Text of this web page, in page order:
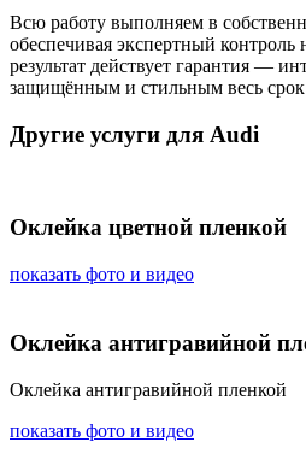
Всю работу выполняем в
обеспечивая экспертный контроль
результат действует гарантия —
защищённым и стильным весь
Другие услуги для Audi
Оклейка цветной пленкой
показать фото и видео
Оклейка антигравийной
Оклейка антигравийной пленкой
показать фото и видео